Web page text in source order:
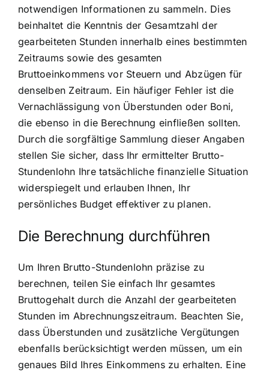
notwendigen Informationen zu sammeln. Dies
beinhaltet die Kenntnis der Gesamtzahl der
gearbeiteten Stunden innerhalb eines bestimmten
Zeitraums sowie des gesamten
Bruttoeinkommens vor Steuern und Abzügen für
denselben Zeitraum. Ein häufiger Fehler ist die
Vernachlässigung von Überstunden oder Boni,
die ebenso in die Berechnung einfließen sollten.
Durch die sorgfältige Sammlung dieser Angaben
stellen Sie sicher, dass Ihr ermittelter Brutto-
Stundenlohn Ihre tatsächliche finanzielle Situation
widerspiegelt und erlauben Ihnen, Ihr
persönliches Budget effektiver zu planen.
Die Berechnung durchführen
Um Ihren Brutto-Stundenlohn präzise zu
berechnen, teilen Sie einfach Ihr gesamtes
Bruttogehalt durch die Anzahl der gearbeiteten
Stunden im Abrechnungszeitraum. Beachten Sie,
dass Überstunden und zusätzliche Vergütungen
ebenfalls berücksichtigt werden müssen, um ein
genaues Bild Ihres Einkommens zu erhalten. Eine